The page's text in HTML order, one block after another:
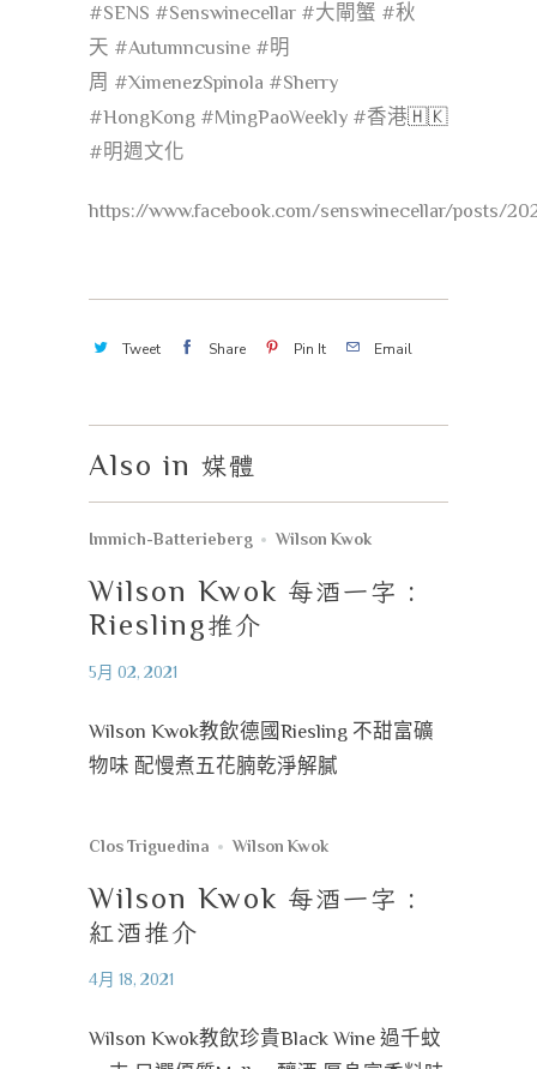
#SENS #Senswinecellar #大閘蟹 #秋
天 #Autumncusine #明
周 #XimenezSpinola #Sherry
#HongKong #MingPaoWeekly #香港🇭🇰
#明週文化
https://www.facebook.com/senswinecellar/posts/
Tweet Share Pin It Email
Also in 媒體
Immich-Batterieberg Wilson Kwok
Wilson Kwok 每酒一字 :
Riesling推介
5月 02, 2021
Wilson Kwok教飲德國Riesling 不甜富礦
物味 配慢煮五花腩乾淨解膩
Clos Triguedina Wilson Kwok
Wilson Kwok 每酒一字 :
紅酒推介
4月 18, 2021
Wilson Kwok教飲珍貴Black Wine 過千蚊